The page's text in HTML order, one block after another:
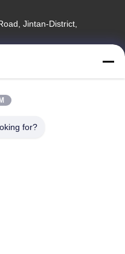
Jintan-District,
for?